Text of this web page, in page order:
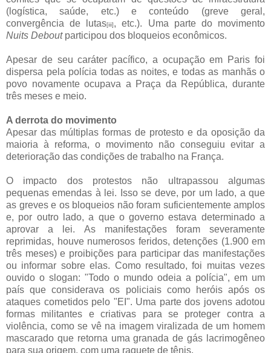
(logística, saúde, etc.) e conteúdo (greve geral,
convergência de lutas[iii], etc.). Uma parte do movimento
Nuits Deboutparticipou dos bloqueios econômicos.
Apesar de seu caráter pacífico, a ocupação em Paris foi
dispersa pela polícia todas as noites, e todas as manhãs o
povo novamente ocupava a Praça da República, durante
três meses e meio.
A derrota do movimento
Apesar das múltiplas formas de protesto e da oposição da
maioria à reforma, o movimento não conseguiu evitar a
deterioração das condições de trabalho na França.
O impacto dos protestos não ultrapassou algumas
pequenas emendas à lei. Isso se deve, por um lado, a que
as greves e os bloqueios não foram suficientemente amplos
e, por outro lado, a que o governo estava determinado a
aprovar a lei. As manifestações foram severamente
reprimidas, houve numerosos feridos, detenções (1.900 em
três meses) e proibições para participar das manifestações
ou informar sobre elas. Como resultado, foi muitas vezes
ouvido o slogan: "Todo o mundo odeia a polícia", em um
país que considerava os policiais como heróis após os
ataques cometidos pelo "EI". Uma parte dos jovens adotou
formas militantes e criativas para se proteger contra a
violência, como se vê na imagem viralizada de um homem
mascarado que retorna uma granada de gás lacrimogêneo
para sua origem, com uma raquete de tênis.